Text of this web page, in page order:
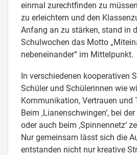
einmal zurechtfinden zu
zu erleichtern und den
Anfang an zu stärken, stand in
Schulwochen das Motto
nebeneinander“ im Mittelpunkt.
In verschiedenen kooperativen
Schüler und Schülerinnen wie
Kommunikation, Vertrauen und
Beim ‚Lianenschwingen‘, bei der
oder auch beim ‚Spinnennetz‘
Nur gemeinsam lässt sich die
entstanden nicht nur kreative